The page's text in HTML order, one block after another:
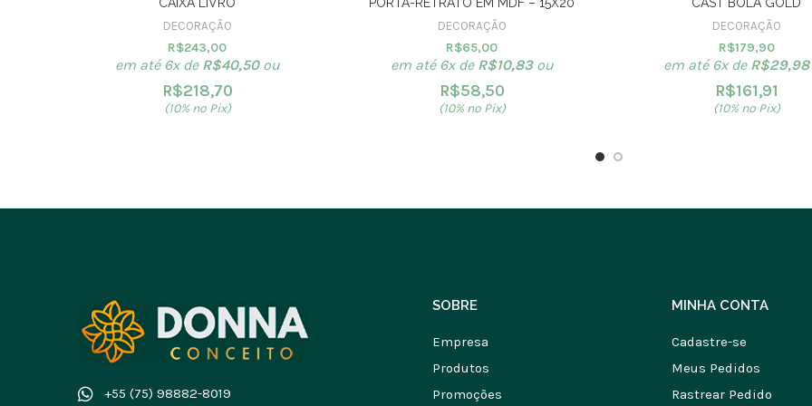
CAIXA LIVRO
DECORAÇÃO
R$243,00
em até 6x de R$40,50ou
R$218,70
(10% no Pix)
PORTA-RETRATO EM MDF – 15X20
DECORAÇÃO
R$65,00
em até 6x de R$10,83ou
R$58,50
(10% no Pix)
CAST BOLA GOLD
DECORAÇÃO
R$179,90
em até 6x de R$29,98
R$161,91
(10% no Pix)
+55 (75) 98882-8019
SOBRE
Empresa
Produtos
Promoções
MINHA CONTA
Cadastre-se
Meus Pedidos
Rastrear Pedido